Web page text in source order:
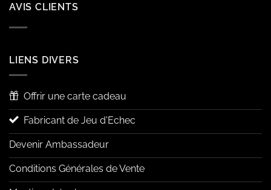
AVIS CLIENTS
LIENS DIVERS
Offrir une carte cadeau
Fabricant de Jeu d'Echec
Devenir Ambassadeur
Conditions Générales de Vente